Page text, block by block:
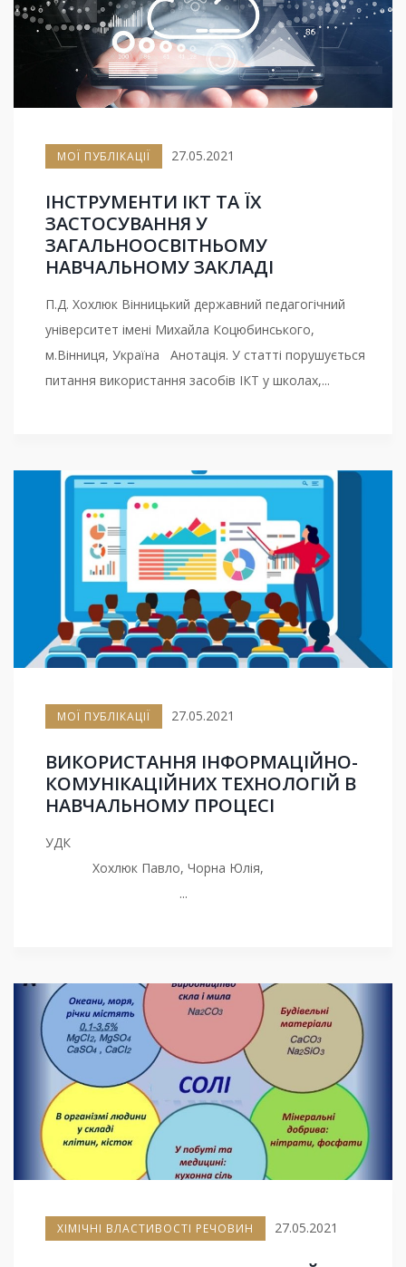
МОЇ ПУБЛІКАЦІЇ 27.05.2021
ІНСТРУМЕНТИ ІКТ ТА ЇХ
ЗАСТОСУВАННЯ У
ЗАГАЛЬНООСВІТНЬОМУ
НАВЧАЛЬНОМУ ЗАКЛАДІ
П.Д. Хохлюк Вінницький державний педагогічний
університет імені Михайла Коцюбинського,
м.Вінниця, Україна Анотація. У статті порушується
питання використання засобів ІКТ у школах,...
МОЇ ПУБЛІКАЦІЇ 27.05.2021
ВИКОРИСТАННЯ ІНФОРМАЦІЙНО-
КОМУНІКАЦІЙНИХ ТЕХНОЛОГІЙ В
НАВЧАЛЬНОМУ ПРОЦЕСІ
УДК
Хохлюк Павло, Чорна Юлія,
...
ХІМІЧНІ ВЛАСТИВОСТІ РЕЧОВИН 27.05.2021